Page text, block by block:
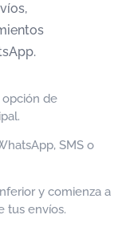
opción de
SMS o
y comienza a
tus envíos.